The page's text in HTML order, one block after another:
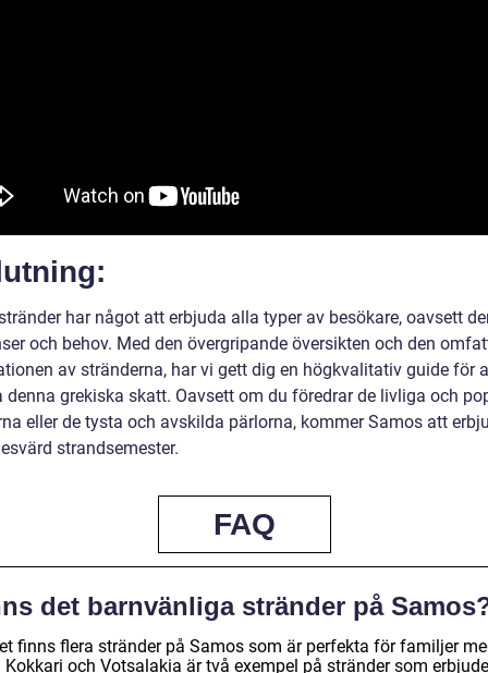
har något att erbjuda alla typer av besökare, oavsett
och behov. Med den övergripande översikten och den
av stränderna, har vi gett dig en högkvalitativ guide för
denna grekiska skatt. Oavsett om du föredrar de livliga och
eller de tysta och avskilda pärlorna, kommer Samos att
strandsemester.
FAQ
det barnvänliga stränder på
finns flera stränder på Samos som är perfekta för familjer
Kokkari och Votsalakia är två exempel på stränder som